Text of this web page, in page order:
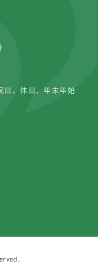
日、休日、年末年始